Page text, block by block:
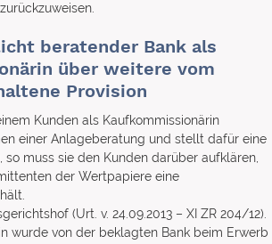
beratender Bank als
über weitere vom
Provision
Kunden als Kaufkommissionärin
einer Anlageberatung und stellt dafür eine
so muss sie den Kunden darüber aufklären,
der Wertpapiere eine
(Urt. v. 24.09.2013 – XI ZR 204/12).
wurde von der beklagten Bank beim Erwerb